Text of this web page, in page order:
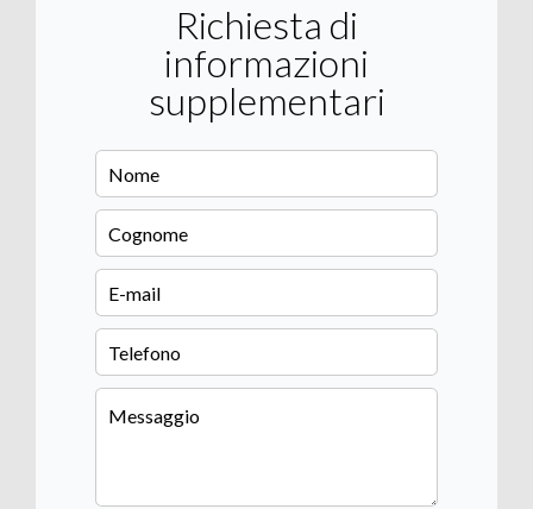
Richiesta di
informazioni
supplementari